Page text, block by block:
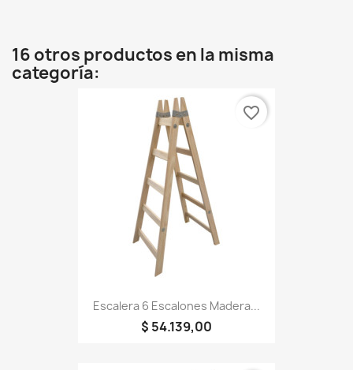
16 otros productos en la misma
categoría:
Escalera 6 Escalones Madera...
$ 54.139,00
favorite_border